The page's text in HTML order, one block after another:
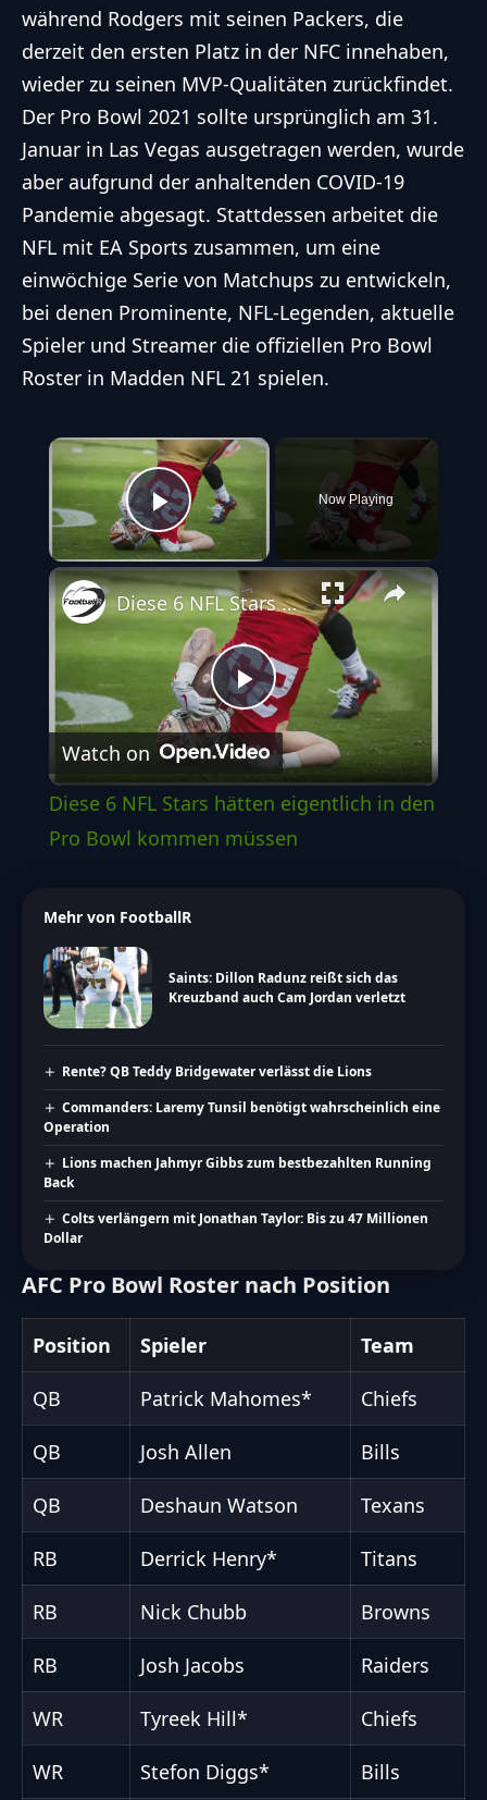
während Rodgers mit seinen Packers, die
derzeit den ersten Platz in der NFC innehaben,
wieder zu seinen MVP-Qualitäten zurückfindet.
Der Pro Bowl 2021 sollte ursprünglich am 31.
Januar in Las Vegas ausgetragen werden, wurde
aber aufgrund der anhaltenden COVID-19
Pandemie abgesagt. Stattdessen arbeitet die
NFL mit EA Sports zusammen, um eine
einwöchige Serie von Matchups zu entwickeln,
bei denen Prominente, NFL-Legenden, aktuelle
Spieler und Streamer die offiziellen Pro Bowl
Roster in Madden NFL 21 spielen.
×
Play Video
Now Playing
Play
Video
Diese 6 NFL Stars hätten eigentlich in den Pro Bowl kommen müssen
Watch on
Diese 6 NFL Stars hätten eigentlich in den
Pro Bowl kommen müssen
Mehr von FootballR
Saints: Dillon Radunz reißt sich das
Kreuzband auch Cam Jordan verletzt
Rente? QB Teddy Bridgewater verlässt die Lions
Commanders: Laremy Tunsil benötigt wahrscheinlich eine
Operation
Lions machen Jahmyr Gibbs zum bestbezahlten Running
Back
Colts verlängern mit Jonathan Taylor: Bis zu 47 Millionen
Dollar
AFC Pro Bowl Roster nach Position
Position Spieler Team
QB Patrick Mahomes* Chiefs
QB Josh Allen Bills
QB Deshaun Watson Texans
RB Derrick Henry* Titans
RB Nick Chubb Browns
RB Josh Jacobs Raiders
WR Tyreek Hill* Chiefs
WR Stefon Diggs* Bills